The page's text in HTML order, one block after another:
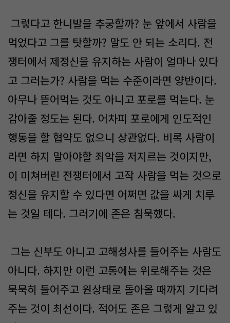
그렇다고 한니발을 추궁할까? 눈 앞에서 사람을
먹었다고 그를 탓할까? 말도 안 되는 소리다. 전
쟁터에서 제정신을 유지하는 사람이 얼마나 있다
고 그러는가? 사람을 먹는 수준이라면 양반이다.
아무나 뜯어먹는 것도 아니고 포로를 먹는다. 눈
감아줄 정도는 된다. 어차피 포로에게 인도적인
행동을 할 협약도 없으니 상관없다. 비록 사람이
라면 하지 말아야할 죄악을 저지르는 것이지만,
이 미쳐버린 전쟁터에서 고작 사람을 먹는 것으로
정신을 유지할 수 있다면 어쩌면 값을 싸게 치루
는 것일 테다. 그러기에 존은 침묵했다.
그는 신부도 아니고 고해성사를 들어주는 사람도
아니다. 하지만 이런 고통에는 위로해주는 것은
묵묵히 들어주고 원상태로 돌아올 때까지 기다려
주는 것이 최선이다. 적어도 존은 그렇게 알고 있